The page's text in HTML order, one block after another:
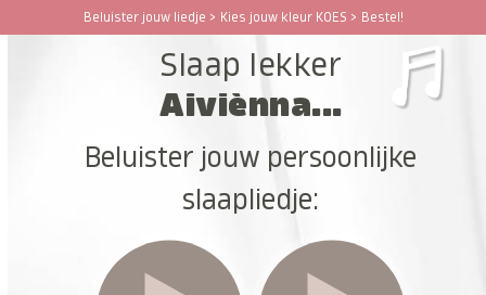
Beluister jouw liedje > Kies jouw kleur KOES > Bestel!
Open
Close
Slaap lekker
Aiviènna...
Beluister jouw persoonlijke
slaapliedje: